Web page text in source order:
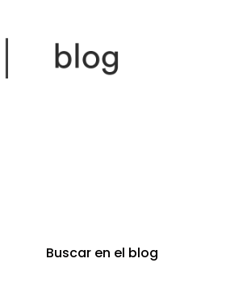
Buscar en el blog